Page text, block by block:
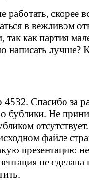
скорее
в вежливом
так как партия
написать лучше?
Спасибо за
бублики. Не
файле
презентацию
не